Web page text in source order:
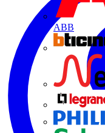
ABB